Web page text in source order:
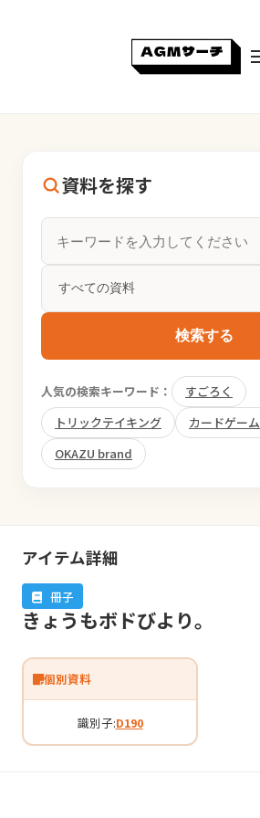
資料を探す
検索する
人気の検索キーワード：
すごろく
トリックテイキング
カードゲーム
OKAZU brand
アイテム詳細
冊子
きょうもボドびより。
個別資料
識別子:D190